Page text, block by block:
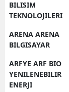
BILISIM
TEKNOLOJILERI
ARENA ARENA
BILGISAYAR
ARFYE ARF BIO
YENILENEBILIR
ENERJI